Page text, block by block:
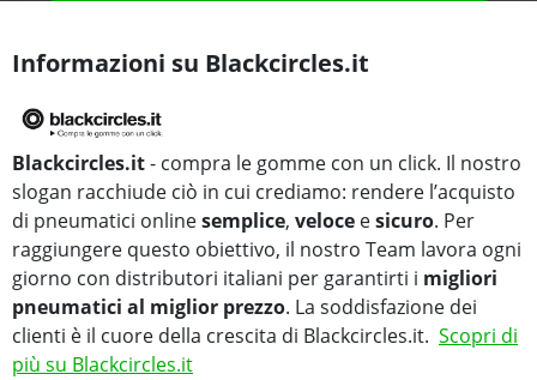
Informazioni su Blackcircles.it
Blackcircles.it- compra le gomme con un click. Il nostro
slogan racchiude ciò in cui crediamo: rendere l’acquisto
di pneumatici onlinesemplice, veloce esicuro. Per
raggiungere questo obiettivo, il nostro Team lavora ogni
giorno con distributori italiani per garantirti i migliori
pneumatici al miglior prezzo. La soddisfazione dei
clienti è il cuore della crescita di Blackcircles.it. Scopri di
più su Blackcircles.it